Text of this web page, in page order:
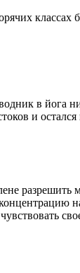
в йога
и остался